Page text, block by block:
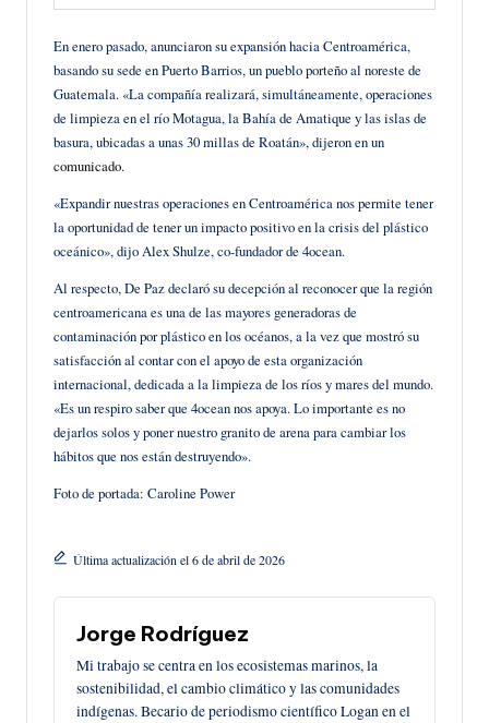
En enero pasado, anunciaron su expansión hacia Centroamérica,
basando su sede en Puerto Barrios, un pueblo porteño al noreste de
Guatemala. «La compañía realizará, simultáneamente, operaciones
de limpieza en el río Motagua, la Bahía de Amatique y las islas de
basura, ubicadas a unas 30 millas de Roatán», dijeron en un
comunicado.
«Expandir nuestras operaciones en Centroamérica nos permite tener
la oportunidad de tener un impacto positivo en la crisis del plástico
oceánico», dijo Alex Shulze, co-fundador de 4ocean.
Al respecto, De Paz declaró su decepción al reconocer que la región
centroamericana es una de las mayores generadoras de
contaminación por plástico en los océanos, a la vez que mostró su
satisfacción al contar con el apoyo de esta organización
internacional, dedicada a la limpieza de los ríos y mares del mundo.
«Es un respiro saber que 4ocean nos apoya. Lo importante es no
dejarlos solos y poner nuestro granito de arena para cambiar los
hábitos que nos están destruyendo».
Foto de portada: Caroline Power
Última actualización el 6 de abril de 2026
Jorge Rodríguez
Mi trabajo se centra en los ecosistemas marinos, la
sostenibilidad, el cambio climático y las comunidades
indígenas. Becario de periodismo científico Logan en el